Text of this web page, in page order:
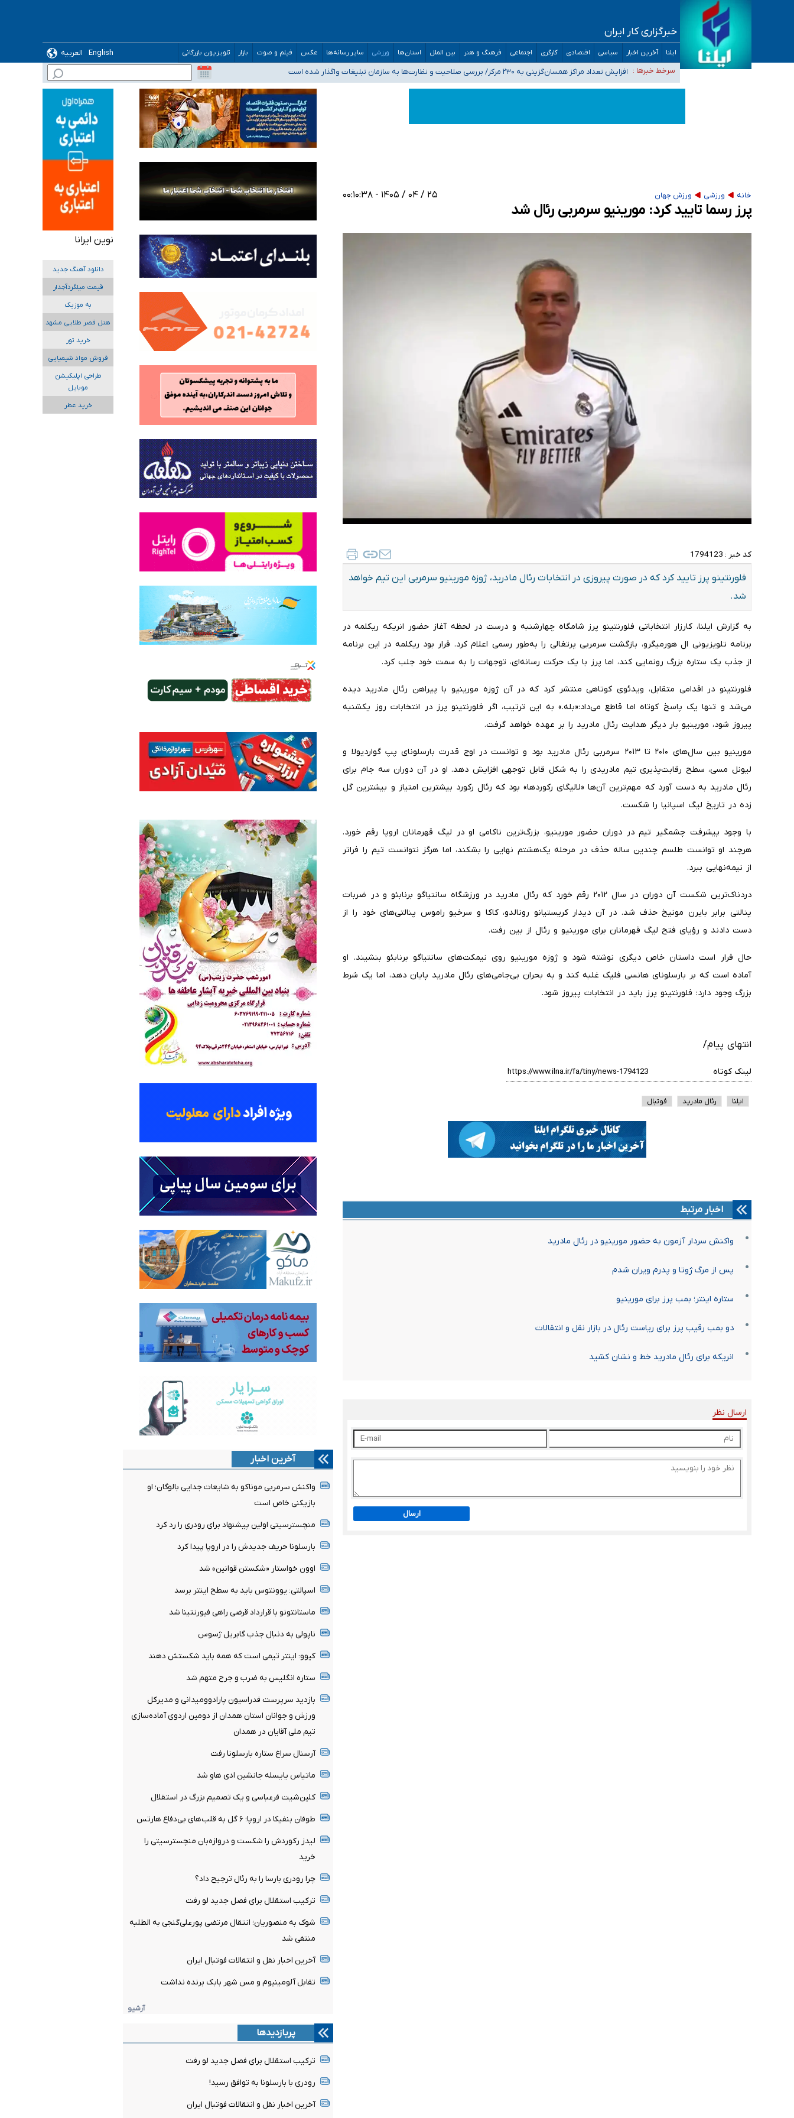
خبرگزاری کار ایران
ایلنا آخرین اخبار سیاسی اقتصادی کارگری اجتماعی فرهنگ و هنر بین الملل استان‌ها ورزشی سایر رسانه‌ها عکس فیلم و صوت بازار تلویزیون بازرگانی English
العربیه
سرخط خبرها :
ضرورت آموزش حریم خصوصی در فضای آنلاین در مدارس/ هزینه‌های سنگین اجتماعی انتشار تصاویر خصوصی برای قربانیان/ سوءاستفاده
مجرمان از ترس رسواییافزایش تعداد مراکز همسان‌گزینی به ۲۳۰ مرکز/ بررسی صلاحیت و نظارت‌ها به سازمان تبلیغات واگذار شده است
۴۰ تا ۵۰ روز گرمای نسبی در پیش داریم/ دمای تهران به ۳۸ درجه می‌رسد
خانه ورزشی ورزش جهان ۲۵ / ۰۴ / ۱۴۰۵ - ۰۰:۱۰:۳۸
پرز رسما تایید کرد: مورینیو سرمربی رئال شد
کد خبر : 1794123
فلورنتینو پرز تایید کرد که در صورت پیروزی در انتخابات رئال مادرید، ژوزه مورینیو سرمربی این تیم خواهد
شد.
به گزارش ایلنا، کارزار انتخاباتی فلورنتینو پرز شامگاه چهارشنبه و درست در لحظه آغاز حضور انریکه ریکلمه در
برنامه تلویزیونی ال هورمیگرو، بازگشت سرمربی پرتغالی را به‌طور رسمی اعلام کرد. قرار بود ریکلمه در این برنامه
از جذب یک ستاره بزرگ رونمایی کند، اما پرز با یک حرکت رسانه‌ای، توجهات را به سمت خود جلب کرد.
فلورنتینو در اقدامی متقابل، ویدئوی کوتاهی منتشر کرد که در آن ژوزه مورینیو با پیراهن رئال مادرید دیده
می‌شد و تنها یک پاسخ کوتاه اما قاطع می‌داد:«بله.» به این ترتیب، اگر فلورنتینو پرز در انتخابات روز یکشنبه
پیروز شود، مورینیو بار دیگر هدایت رئال مادرید را بر عهده خواهد گرفت.
مورینیو بین سال‌های ۲۰۱۰ تا ۲۰۱۳ سرمربی رئال مادرید بود و توانست در اوج قدرت بارسلونای پپ گواردیولا و
لیونل مسی، سطح رقابت‌پذیری تیم مادریدی را به شکل قابل توجهی افزایش دهد. او در آن دوران سه جام برای
رئال مادرید به دست آورد که مهم‌ترین آن‌ها «لالیگای رکوردها» بود که رئال رکورد بیشترین امتیاز و بیشترین گل
زده در تاریخ لیگ اسپانیا را شکست.
با وجود پیشرفت چشمگیر تیم در دوران حضور مورینیو، بزرگ‌ترین ناکامی او در لیگ قهرمانان اروپا رقم خورد.
هرچند او توانست طلسم چندین ساله حذف در مرحله یک‌هشتم نهایی را بشکند، اما هرگز نتوانست تیم را فراتر
از نیمه‌نهایی ببرد.
دردناک‌ترین شکست آن دوران در سال ۲۰۱۲ رقم خورد که رئال مادرید در ورزشگاه سانتیاگو برنابئو و در ضربات
پنالتی برابر بایرن مونیخ حذف شد. در آن دیدار کریستیانو رونالدو، کاکا و سرخیو راموس پنالتی‌های خود را از
دست دادند و رؤیای فتح لیگ قهرمانان برای مورینیو و رئال از بین رفت.
حال قرار است داستان خاص دیگری نوشته شود و ژوزه مورینیو روی نیمکت‌های سانتیاگو برنابئو بنشیند. او
آماده است که بر بارسلونای هانسی فلیک غلبه کند و به بحران بی‌جامی‌های رئال مادرید پایان دهد، اما یک شرط
بزرگ وجود دارد: فلورنتینو پرز باید در انتخابات پیروز شود.
انتهای پیام/
لینک کوتاه
ایلنا رئال مادرید فوتبال
اخبار مرتبط
واکنش سردار آزمون به حضور مورینیو در رئال مادرید
پس از مرگ ژوتا و پدرم ویران شدم
ستاره اینتر؛ بمب پرز برای مورینیو
دو بمب رقیب پرز برای ریاست رئال در بازار نقل و انتقالات
انریکه برای رئال مادرید خط و نشان کشید
ارسال نظر
ارسال
آخرین اخبار
واکنش سرمربی موناکو به شایعات جدایی بالوگان؛ او
بازیکنی خاص است
منچسترسیتی اولین پیشنهاد برای رودری را رد کرد
بارسلونا حریف جدیدش را در اروپا پیدا کرد
اوون خواستار «شکستن قوانین» شد
اسپالتی: یوونتوس باید به سطح اینتر برسد
ماستانتونو با قرارداد قرضی راهی فیورنتینا شد
ناپولی به دنبال جذب گابریل ژسوس
کیوو: اینتر تیمی است که همه باید شکستش دهند
ستاره انگلیس به ضرب و جرح متهم شد
بازدید سرپرست فدراسیون پارادوومیدانی و مدیرکل
ورزش و جوانان استان همدان از دومین اردوی آماده‌سازی
تیم ملی آقایان در همدان
آرسنال سراغ ستاره بارسلونا رفت
ماتیاس یایسله جانشین ادی هاو شد
کلین‌شیت فرعباسی و یک تصمیم بزرگ در استقلال
طوفان بنفیکا در اروپا؛ ۶ گل به قلب‌های بی‌دفاع هارتس
لیدز رکوردش را شکست و دروازه‌بان منچسترسیتی را
خرید
چرا رودری بارسا را به رئال ترجیح داد؟
ترکیب استقلال برای فصل جدید لو رفت
شوک به منصوریان؛ انتقال مرتضی پورعلی‌گنجی به الطلبه
منتفی شد
آخرین اخبار نقل و انتقالات فوتبال ایران
تقابل آلومینیوم و مس شهر بابک برنده نداشت
آرشیو
پربازدیدها
ترکیب استقلال برای فصل جدید لو رفت
رودری با بارسلونا به توافق رسید!
آخرین اخبار نقل و انتقالات فوتبال ایران
نوین ایرانا
دانلود آهنگ جدید
قیمت میلگردآجدار
به موزیک
هتل قصر طلایی مشهد
خرید تور
فروش مواد شیمیایی
طراحی اپلیکیشن
موبایل
خرید عطر